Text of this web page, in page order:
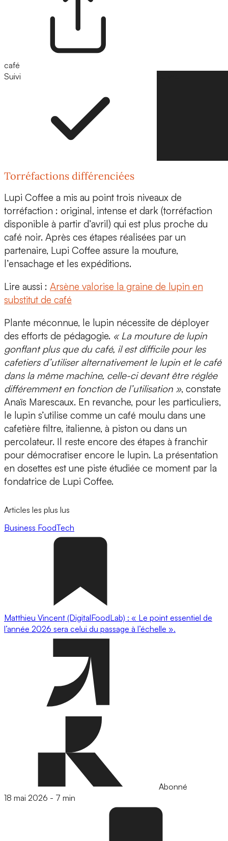
café
Suivi
Torréfactions différenciées
Lupi Coffee a mis au point trois niveaux de
torréfaction : original, intense et dark (torréfaction
disponible à partir d’avril) qui est plus proche du
café noir. Après ces étapes réalisées par un
partenaire, Lupi Coffee assure la mouture,
l’ensachage et les expéditions.
Lire aussi : Arsène valorise la graine de lupin en
substitut de café
Plante méconnue, le lupin nécessite de déployer
des efforts de pédagogie. « La mouture de lupin
gonflant plus que du café, il est difficile pour les
cafetiers d’utiliser alternativement le lupin et le café
dans la même machine, celle-ci devant être réglée
différemment en fonction de l’utilisation », constate
Anaïs Marescaux. En revanche, pour les particuliers,
le lupin s’utilise comme un café moulu dans une
cafetière filtre, italienne, à piston ou dans un
percolateur. Il reste encore des étapes à franchir
pour démocratiser encore le lupin. La présentation
en dosettes est une piste étudiée ce moment par la
fondatrice de Lupi Coffee.
Articles les plus lus
Business FoodTech
Matthieu Vincent (DigitalFoodLab) : « Le point essentiel de
l’année 2026 sera celui du passage à l’échelle ».
Abonné
18 mai 2026 - 7 min